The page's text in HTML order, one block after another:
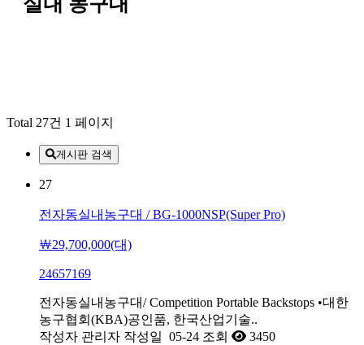
Total 27건 1 페이지
게시판 검색
27
전자동실내농구대 / BG-1000NSP(Super Pro)
￦29,700,000(대)
24657169
전자동실내농구대/ Competition Portable Backstops •대한
농구협회(KBA)공인품, 한국산업기술..
작성자 관리자 작성일 05-24 조회
3450